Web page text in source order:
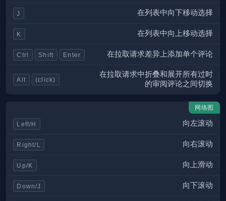
J 在列表中向下移动选择
K 在列表中向上移动选择
Ctrl Shift Enter 在拉取请求差异上添加单个评论
Alt (click)
在拉取请求中折叠和展开所有过时
的审阅评论之间切换
网络图
Left/H 向左滚动
Right/L 向右滚动
Up/K 向上滑动
Down/J 向下滚动